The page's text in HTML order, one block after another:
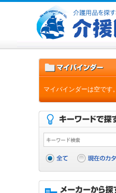
マイバインダーは空です。